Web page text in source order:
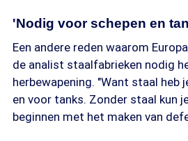
'Nodig voor schepen en
Een andere reden waarom
de analist staalfabrieken nodig
herbewapening. "Want staal heb
en voor tanks. Zonder staal kun
beginnen met het maken van